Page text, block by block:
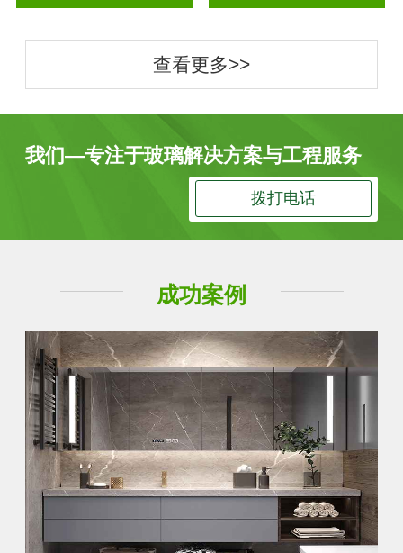
查看更多>>
我们—专注于玻璃解决方案与工程服务
拨打电话
成功案例